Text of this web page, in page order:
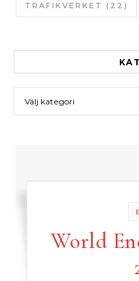
TRAFIKVERKET (22)
World